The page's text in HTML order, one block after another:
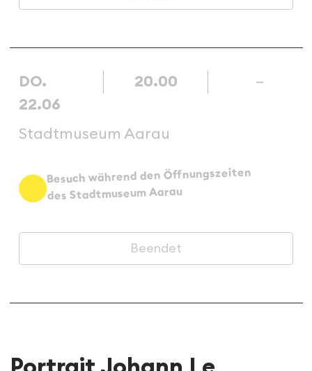
DO.
22.06
20.00 –
Stadtmuseum Aarau
Besuch während den Öffnungszeiten
des Stadtmuseum Aarau
Beendet